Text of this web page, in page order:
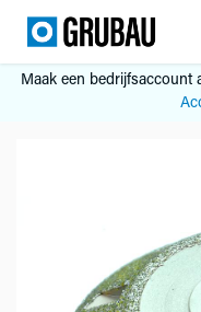
Overslaan naar inhoud
Maak een bedrijfsaccount